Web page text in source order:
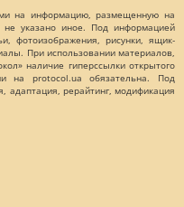
на информацию, размещенную на
не указано иное. Под информацией
фотоизображения, рисунки, ящик-
При использовании материалов,
наличие гиперссылки открытого
на protocol.ua обязательна. Под
адаптация, рерайтинг, модификация